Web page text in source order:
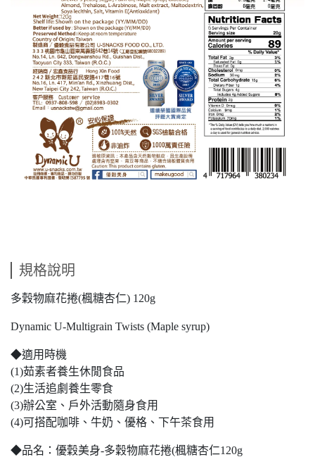
規格說明
多穀物麻花捲(楓糖杏仁) 120g
Dynamic U-Multigrain Twists (Maple syrup)
◆適用時機
(1)茹素者養生休閒食品
(2)生活追劇養生零食
(3)辦公室、戶外活動隨身食用
(4)可搭配咖啡、牛奶、優格、下午茶食用
◆品名：優穀美身-多穀物麻花捲(楓糖杏仁120g